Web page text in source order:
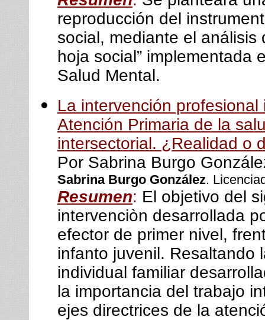
reproducción del
social, mediante el análisis
hoja social” implementada
Salud Mental.
La intervención
Atención Primaria de la
intersectorial. ¿Realidad o
Por Sabrina Burgo
Sabrina Burgo González.
Resumen: El objetivo del
intervenciòn desarrollada
efector de primer nivel,
infanto juvenil. Resaltando
individual familiar
la importancia del trabajo
ejes directrices de la